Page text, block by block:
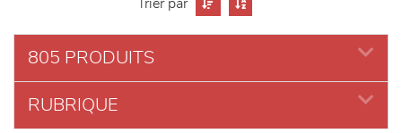
chambres et dressing
literie
Trier par
805 PRODUITS
RUBRIQUE